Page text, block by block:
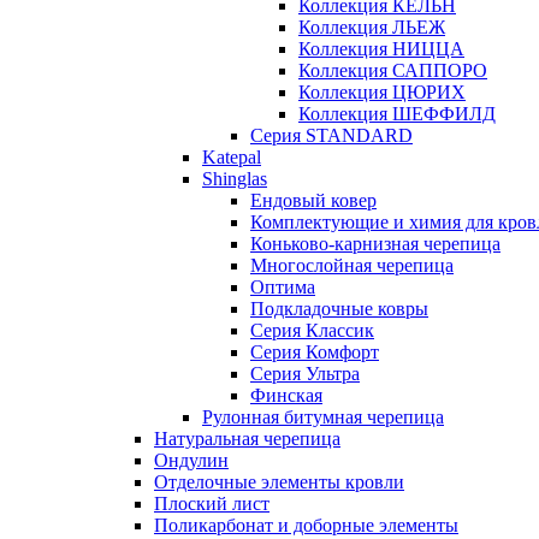
Коллекция КЁЛЬН
Коллекция ЛЬЕЖ
Коллекция НИЦЦА
Коллекция САППОРО
Коллекция ЦЮРИХ
Коллекция ШЕФФИЛД
Серия STANDARD
Katepal
Shinglas
Ендовый ковер
Комплектующие и химия для
Коньково-карнизная черепица
Многослойная черепица
Оптима
Подкладочные ковры
Серия Классик
Серия Комфорт
Серия Ультра
Финская
Рулонная битумная черепица
Натуральная черепица
Ондулин
Отделочные элементы кровли
Плоский лист
Поликарбонат и доборные элементы